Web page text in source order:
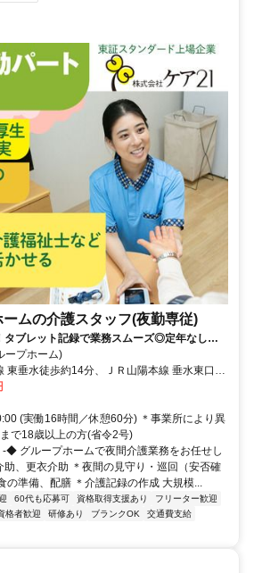
ムの介護スタッフ(夜勤専従)
タブレット記録で業務スムーズ◎定年なしで
験を活かして、効率よく高収入を得たい」 そ
です。週1回から、無理なくしっかり稼ぎま
プホーム)
東垂水徒歩約14分、ＪＲ山陽本線 垂水東口徒
山陽垂水西側改札口徒歩約15分 JR神戸線
分
(実働16時間／休憩60分) ＊事業所により異
で18歳以上の方(省令2号)
◆ グループホームで夜間介護業務をお任せし
助、更衣介助 ＊夜間の見守り・巡回（安否確
の準備、配膳 ＊介護記録の作成 大規模...
60代も応募可 資格取得支援あり
フリーター歓迎
格者歓迎 研修あり ブランクOK
交通費支給